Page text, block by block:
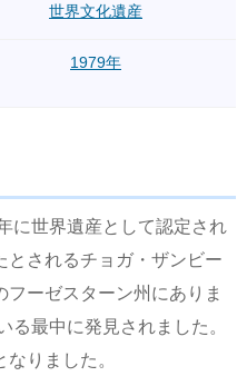
世界文化遺産
1979年
に世界遺産として認定され
とされるチョガ・ザンビー
ーゼスターン州にありま
る最中に発見されました。
りました。